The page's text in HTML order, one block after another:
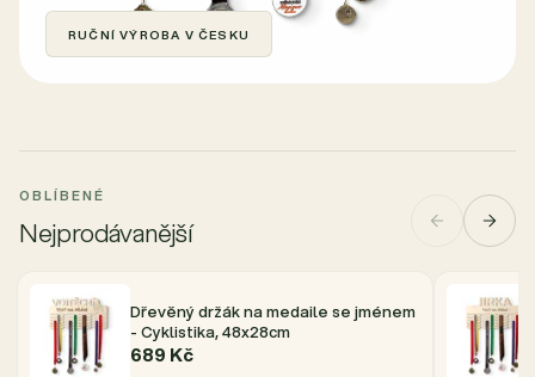
RUČNÍ VÝROBA V ČESKU
OBLÍBENÉ
Nejprodávanější
Dřevěný držák na medaile se jménem
- Cyklistika, 48x28cm
689 Kč